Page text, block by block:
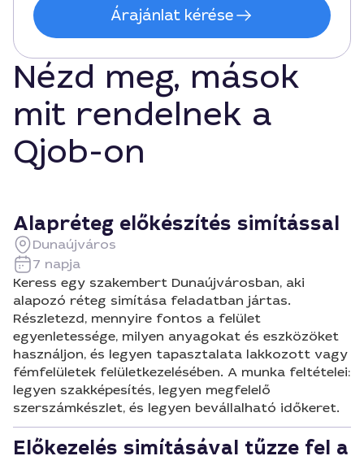
Árajánlat kérése
Nézd meg, mások
mit rendelnek a
Qjob-on
Alapréteg előkészítés simítással
Dunaújváros
7 napja
Keress egy szakembert Dunaújvárosban, aki
alapozó réteg simítása feladatban jártas.
Részletezd, mennyire fontos a felület
egyenletessége, milyen anyagokat és eszközöket
használjon, és legyen tapasztalata lakkozott vagy
fémfelületek felületkezelésében. A munka feltételei:
legyen szakképesítés, legyen megfelelő
szerszámkészlet, és legyen bevállalható időkeret.
Előkezelés simításával tűzze fel a